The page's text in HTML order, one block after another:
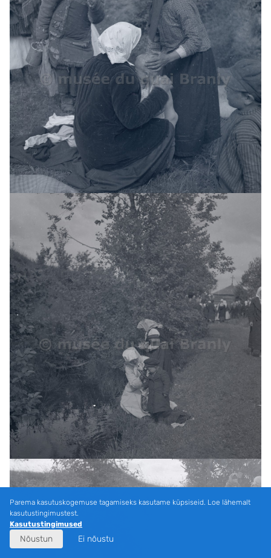
Parema kasutuskogemuse tagamiseks kasutame küpsiseid. Loe lähemalt
kasutustingimustest.
Kasutustingimused
Nõustun Ei nõustu